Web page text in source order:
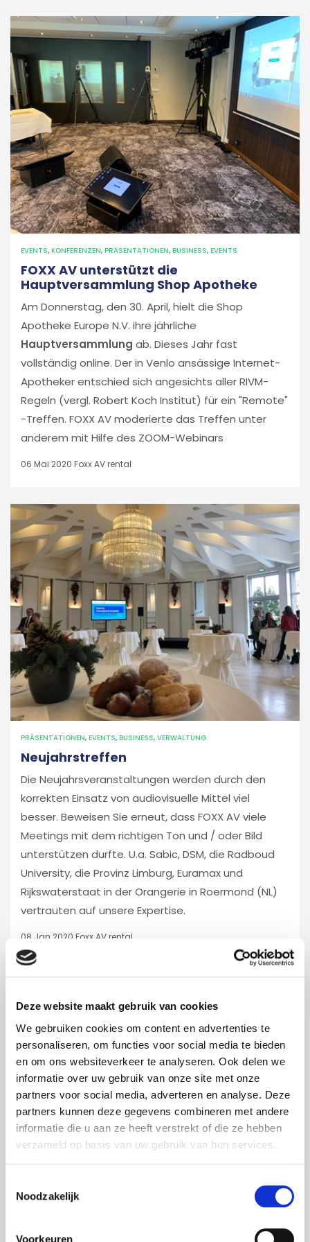
Deze website maakt gebruik van cookies
We gebruiken cookies om content en advertenties te
personaliseren, om functies voor social media te bieden
en om ons websiteverkeer te analyseren. Ook delen we
informatie over uw gebruik van onze site met onze
partners voor social media, adverteren en analyse. Deze
partners kunnen deze gegevens combineren met andere
informatie die u aan ze heeft verstrekt of die ze hebben
verzameld op basis van uw gebruik van hun services.
Noodzakelijk
Voorkeuren
EVENTS, KONFERENZEN, PRÄSENTATIONEN, BUSINESS, EVENTS
FOXX AV unterstützt die
Hauptversammlung Shop Apotheke
Am Donnerstag, den 30. April, hielt die Shop
Apotheke Europe N.V. ihre jährliche
Hauptversammlung ab. Dieses Jahr fast
vollständig online. Der in Venlo ansässige Internet-
Apotheker entschied sich angesichts aller RIVM-
Regeln (vergl. Robert Koch Institut) für ein "Remote"
-Treffen. FOXX AV moderierte das Treffen unter
anderem mit Hilfe des ZOOM-Webinars
06 Mai 2020 Foxx AV rental
PRÄSENTATIONEN, EVENTS, BUSINESS, VERWALTUNG
Neujahrstreffen
Die Neujahrsveranstaltungen werden durch den
korrekten Einsatz von audiovisuelle Mittel viel
besser. Beweisen Sie erneut, dass FOXX AV viele
Meetings mit dem richtigen Ton und / oder Bild
unterstützen durfte. U.a. Sabic, DSM, die Radboud
University, die Provinz Limburg, Euramax und
Rijkswaterstaat in der Orangerie in Roermond (NL)
vertrauten auf unsere Expertise.
08 Jan 2020 Foxx AV rental